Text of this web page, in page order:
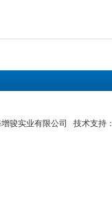
骏实业有限公司 技术支持：